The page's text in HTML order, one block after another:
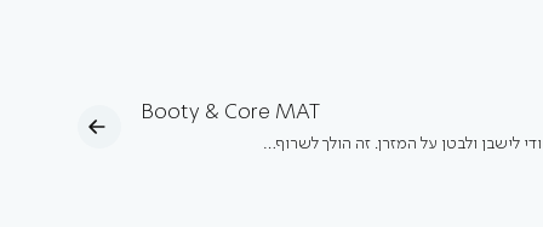
Booty & Core MAT
לישבן ולבטן על המזרן. זה הולך לשרוף…